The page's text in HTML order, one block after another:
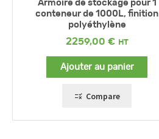
Armoire de stockage pour 1
conteneur de 1000L, finition
polyéthylène
2259,00 €
Ajouter au panier
Compare